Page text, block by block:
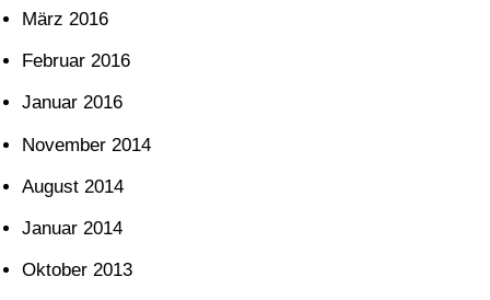
März 2016
Februar 2016
Januar 2016
November 2014
August 2014
Januar 2014
Oktober 2013